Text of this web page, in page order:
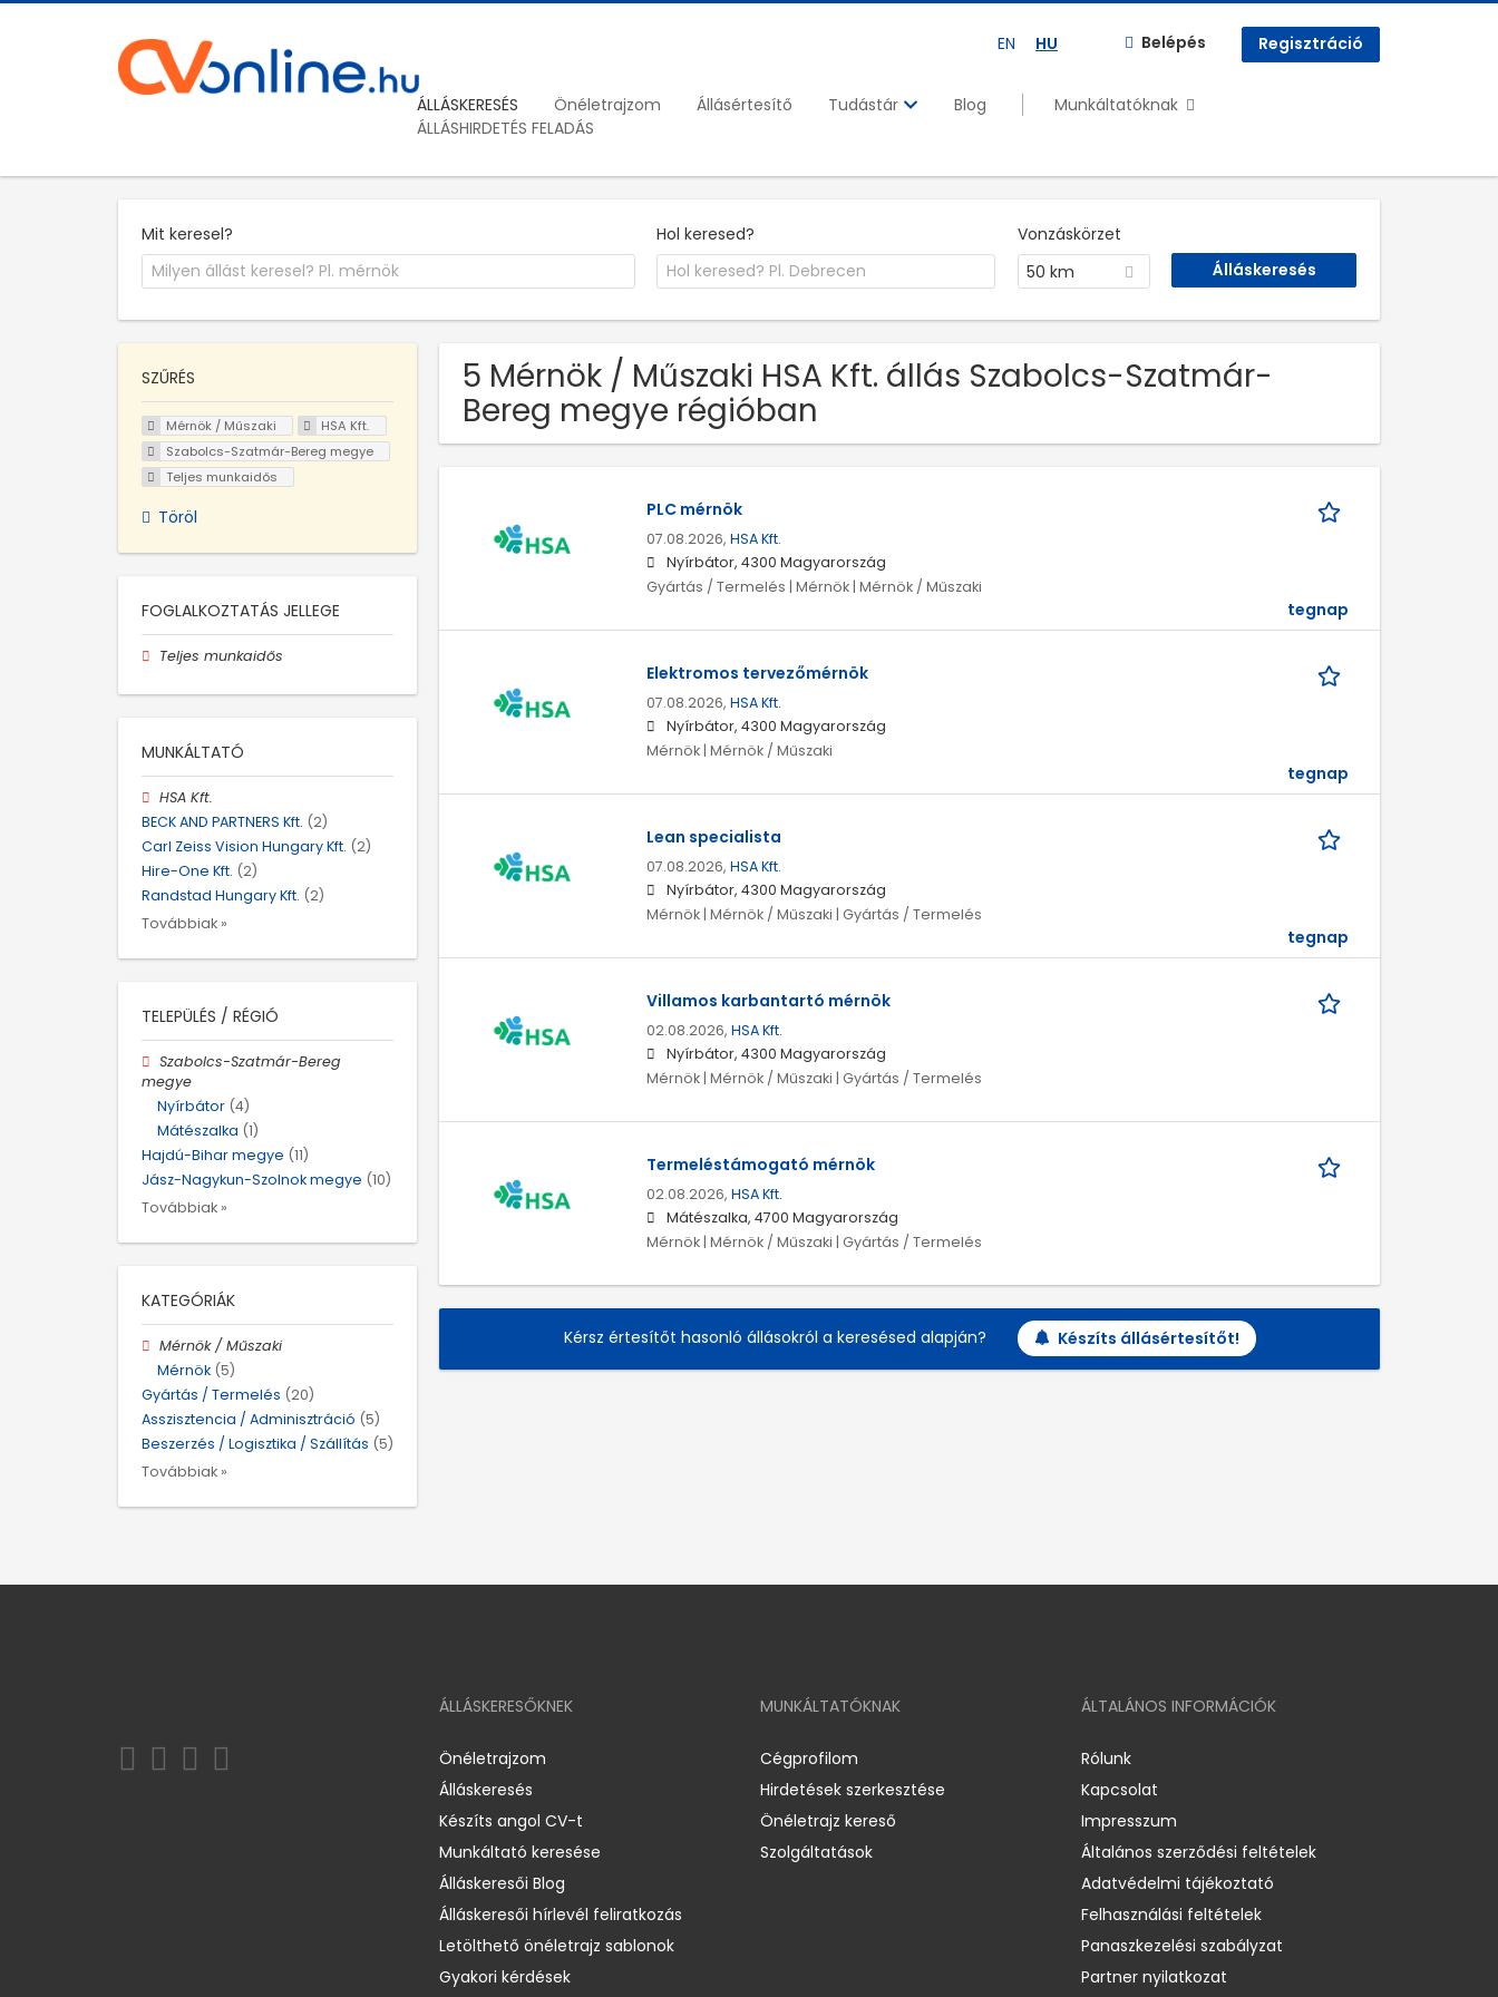
EN HU Belépés Regisztráció
ÁLLÁSKERESÉS Önéletrajzom Állásértesítő Tudástár Blog
Munkáltatóknak
ÁLLÁSHIRDETÉS FELADÁS
Mit keresel? Hol keresed?
Vonzáskörzet
50 km
5 Mérnök / Műszaki HSA Kft. állás Szabolcs-Szatmár-
Bereg megye régióban
PLC mérnök
07.08.2026, HSA Kft.
Nyírbátor, 4300 Magyarország
Gyártás / Termelés | Mérnök | Mérnök / Műszaki
tegnap
Elektromos tervezőmérnök
07.08.2026, HSA Kft.
Nyírbátor, 4300 Magyarország
Mérnök | Mérnök / Műszaki
tegnap
Lean specialista
07.08.2026, HSA Kft.
Nyírbátor, 4300 Magyarország
Mérnök | Mérnök / Műszaki | Gyártás / Termelés
tegnap
Villamos karbantartó mérnök
02.08.2026, HSA Kft.
Nyírbátor, 4300 Magyarország
Mérnök | Mérnök / Műszaki | Gyártás / Termelés
Termeléstámogató mérnök
02.08.2026, HSA Kft.
Mátészalka, 4700 Magyarország
Mérnök | Mérnök / Műszaki | Gyártás / Termelés
Kérsz értesítőt hasonló állásokról a keresésed alapján? Készíts állásértesítőt!
SZŰRÉS
Mérnök / Műszaki
HSA Kft.
Szabolcs-Szatmár-Bereg megye
Teljes munkaidős
Töröl
FOGLALKOZTATÁS JELLEGE
Teljes munkaidős
MUNKÁLTATÓ
HSA Kft.
BECK AND PARTNERS Kft. (2)
Carl Zeiss Vision Hungary Kft. (2)
Hire-One Kft. (2)
Randstad Hungary Kft. (2)
Továbbiak »
TELEPÜLÉS / RÉGIÓ
Szabolcs-Szatmár-Bereg
megye
Nyírbátor (4)
Mátészalka (1)
Hajdú-Bihar megye (11)
Jász-Nagykun-Szolnok megye (10)
Továbbiak »
KATEGÓRIÁK
Mérnök / Műszaki
Mérnök (5)
Gyártás / Termelés (20)
Asszisztencia / Adminisztráció (5)
Beszerzés / Logisztika / Szállítás (5)
Továbbiak »
ÁLLÁSKERESŐKNEK
Önéletrajzom
Álláskeresés
Készíts angol CV-t
Munkáltató keresése
Álláskeresői Blog
Álláskeresői hírlevél feliratkozás
Letölthető önéletrajz sablonok
Gyakori kérdések
MUNKÁLTATÓKNAK
Cégprofilom
Hirdetések szerkesztése
Önéletrajz kereső
Szolgáltatások
ÁLTALÁNOS INFORMÁCIÓK
Rólunk
Kapcsolat
Impresszum
Általános szerződési feltételek
Adatvédelmi tájékoztató
Felhasználási feltételek
Panaszkezelési szabályzat
Partner nyilatkozat